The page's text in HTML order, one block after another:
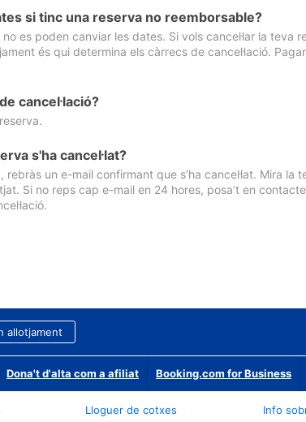
si tinc una reserva no reemborsable?
es poden canviar les dates. Si vols cancel·lar la teva
és qui determina els càrrecs de cancel·lació.
cancel·lació?
s'ha cancel·lat?
rebràs un e-mail confirmant que s’ha cancel·lat. Mira la
Si no reps cap e-mail en 24 hores, posa’t en
allotjament
Dona't d'alta com a afiliat Booking.com for Business
Lloguer de cotxes
Info